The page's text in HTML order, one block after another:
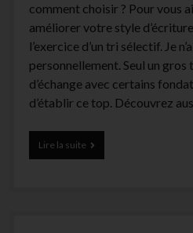
comment choisir ? Pour vous
améliorer votre style
l’exercice d’un tri sélectif. Je
personnellement. Seul un
d’échange avec certains
d’établir ce top. Découvrez
Lire la suiteLa
liste